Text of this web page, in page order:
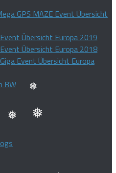
❅GPS MAZE Event Übersicht
Übersicht Europa 2019
Übersicht Europa 2018
Event Übersicht Europa
BW